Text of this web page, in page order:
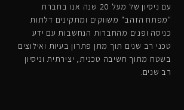
עם ניסיון של מעל 20 שנה אנו בחברת
"מפתח הזהב" משווקים ומתקינים דלתות
כניסה ופנים מהחברות הנחשבות עם ידע
טכני רב שנים תוך מתן פתרון בעיות ואילוצים
בשטח מתוך חשיבה טכנית, יצירתית וניסיון
רב שנים.